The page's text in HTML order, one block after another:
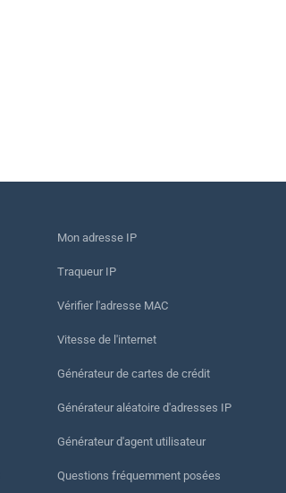
Mon adresse IP
Traqueur IP
Vérifier l'adresse MAC
Vitesse de l'internet
Générateur de cartes de crédit
Générateur aléatoire d'adresses IP
Générateur d'agent utilisateur
Questions fréquemment posées